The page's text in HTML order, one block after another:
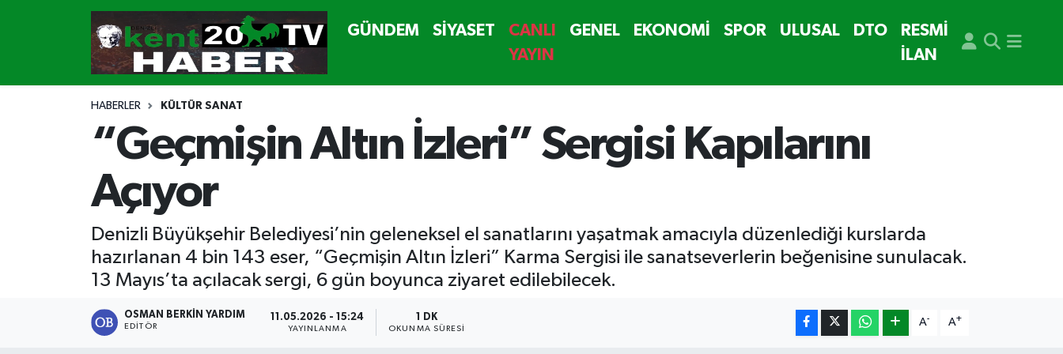
GÜNDEM SİYASET
CANLI
YAYIN
GENEL EKONOMİ SPOR ULUSAL DTO
RESMİ
İLAN
HABERLER KÜLTÜR SANAT
“Geçmişin Altın İzleri” Sergisi Kapılarını
Açıyor
Denizli Büyükşehir Belediyesi’nin geleneksel el sanatlarını yaşatmak amacıyla düzenlediği kurslarda
hazırlanan 4 bin 143 eser, “Geçmişin Altın İzleri” Karma Sergisi ile sanatseverlerin beğenisine sunulacak.
13 Mayıs’ta açılacak sergi, 6 gün boyunca ziyaret edilebilecek.
OSMAN BERKIN YARDIM
EDITÖR
11.05.2026 - 15:24
YAYINLANMA
1 DK
OKUNMA SÜRESI
A- A+
GÜNDEM
SİYASET
CANLI YAYIN
Denizli Nöbetçi Eczaneler
Denizli Hava Durumu
Denizli Namaz Vakitleri
Denizli Trafik Yoğunluk Haritası
Tüm Manşetler